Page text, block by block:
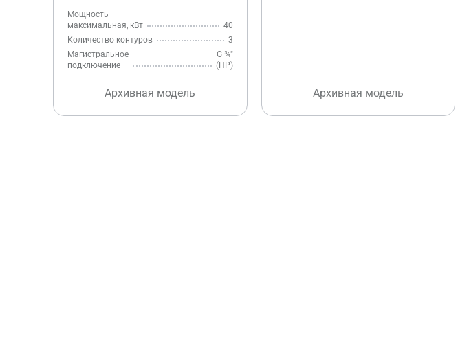
Мощность
максимальная, кВт
40
Количество контуров
3
Магистральное
подключение
G ¾″
(НР)
Архивная модель Архивная модель